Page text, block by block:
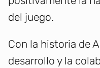
del juego.
Con la historia de
desarrollo y la